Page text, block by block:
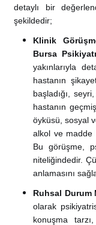
detaylı bir
şekildedir;
Klinik
Bursa
yakınlarıyla
hastanın
başladığı,
hastanın
öyküsü, sosyal
alkol ve madde
Bu görüşme,
niteliğindedir.
anlamasını
Ruhsal Durum
olarak
konuşma